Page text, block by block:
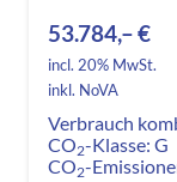
53.784,– €
incl. 20% MwSt.
inkl. NoVA
Verbrauch
CO2-Klasse: G
CO2-